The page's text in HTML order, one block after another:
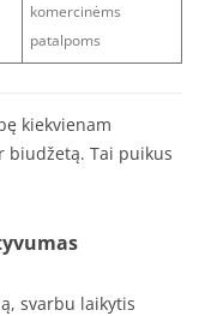
komercinėms
patalpoms
kiekvienam
Tai puikus
svarbu laikytis